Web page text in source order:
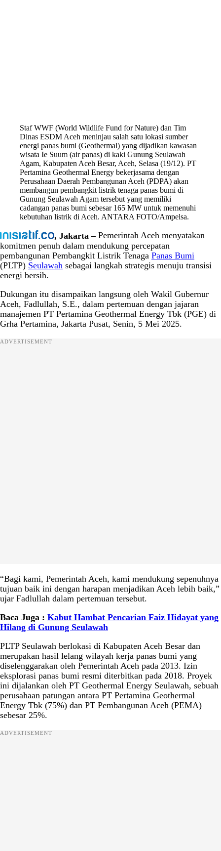
Staf WWF (World Wildlife Fund for Nature) dan Tim
Dinas ESDM Aceh meninjau salah satu lokasi sumber
energi panas bumi (Geothermal) yang dijadikan kawasan
wisata Ie Suum (air panas) di kaki Gunung Seulawah
Agam, Kabupaten Aceh Besar, Aceh, Selasa (19/12). PT
Pertamina Geothermal Energy bekerjasama dengan
Perusahaan Daerah Pembangunan Aceh (PDPA) akan
membangun pembangkit listrik tenaga panas bumi di
Gunung Seulawah Agam tersebut yang memiliki
cadangan panas bumi sebesar 165 MW untuk memenuhi
kebutuhan listrik di Aceh. ANTARA FOTO/Ampelsa.
, Jakarta –Pemerintah Aceh menyatakan
komitmen penuh dalam mendukung percepatan
pembangunan Pembangkit Listrik Tenaga Panas Bumi
(PLTP) Seulawah sebagai langkah strategis menuju transisi
energi bersih.
Dukungan itu disampaikan langsung oleh Wakil Gubernur
Aceh, Fadlullah, S.E., dalam pertemuan dengan jajaran
manajemen PT Pertamina Geothermal Energy Tbk (PGE) di
Grha Pertamina, Jakarta Pusat, Senin, 5 Mei 2025.
ADVERTISEMENT
“Bagi kami, Pemerintah Aceh, kami mendukung sepenuhnya
tujuan baik ini dengan harapan menjadikan Aceh lebih baik,”
ujar Fadlullah dalam pertemuan tersebut.
Baca Juga : Kabut Hambat Pencarian Faiz Hidayat yang
Hilang di Gunung Seulawah
PLTP Seulawah berlokasi di Kabupaten Aceh Besar dan
merupakan hasil lelang wilayah kerja panas bumi yang
diselenggarakan oleh Pemerintah Aceh pada 2013. Izin
eksplorasi panas bumi resmi diterbitkan pada 2018. Proyek
ini dijalankan oleh PT Geothermal Energy Seulawah, sebuah
perusahaan patungan antara PT Pertamina Geothermal
Energy Tbk (75%) dan PT Pembangunan Aceh (PEMA)
sebesar 25%.
ADVERTISEMENT